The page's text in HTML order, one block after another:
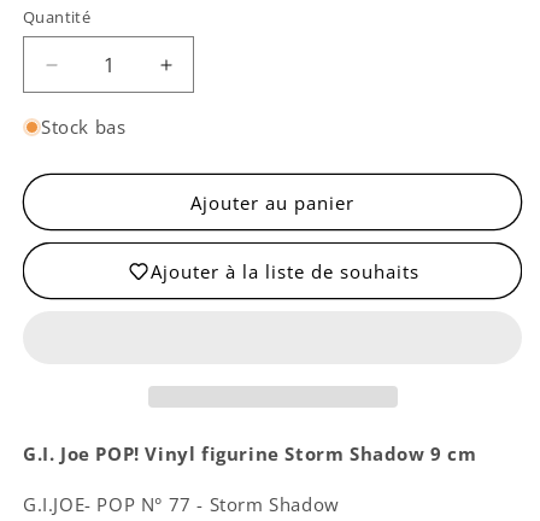
Quantité
Quantité
Réduire
la
quantité
Storm
Augmenter
la
Storm
Shadow
Stock bas
Ajouter au panier
Ajouter à la liste de souhaits
G.I. Joe POP! Vinyl figurine Storm Shadow 9 cm
G.I.JOE- POP N° 77 - Storm Shadow